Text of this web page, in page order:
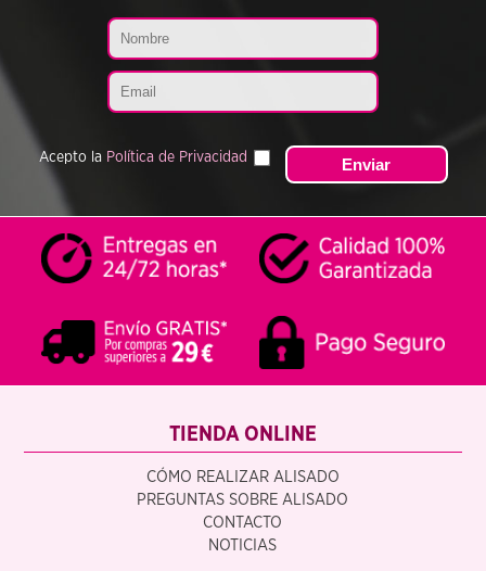
Acepto la Política de Privacidad
TIENDA ONLINE
CÓMO REALIZAR ALISADO
PREGUNTAS SOBRE ALISADO
CONTACTO
NOTICIAS